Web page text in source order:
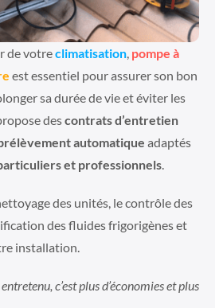
de votreclimatisation, pompe à
est essentiel pour assurer son bon
sa durée de vie et éviter les
descontrats d’entretien
automatique adaptés
et professionnels.
des unités, le contrôle des
des fluides frigorigènes et
installation.
c’est plus d’économies et plus